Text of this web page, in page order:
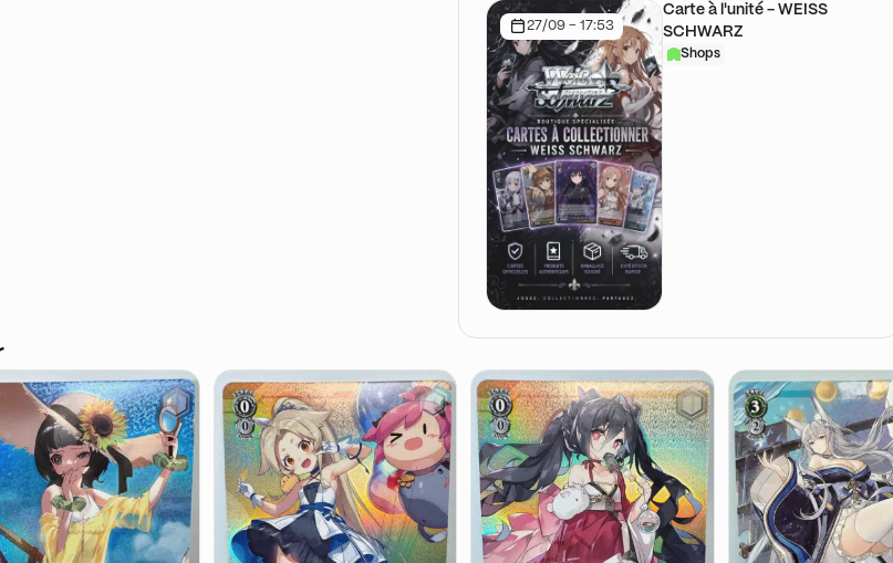
27/09 - 17:53
Carte à l'unité - WEISS
SCHWARZ
Shops